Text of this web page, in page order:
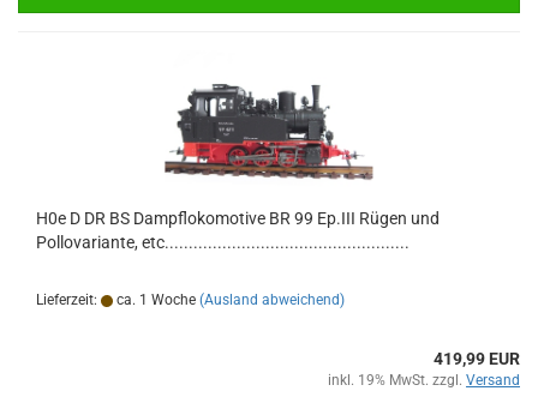
H0e D DR BS Dampflokomotive BR 99 Ep.III Rügen und
Pollovariante, etc...................................................
Lieferzeit: ca. 1 Woche (Ausland abweichend)
419,99 EUR
inkl. 19% MwSt. zzgl. Versand